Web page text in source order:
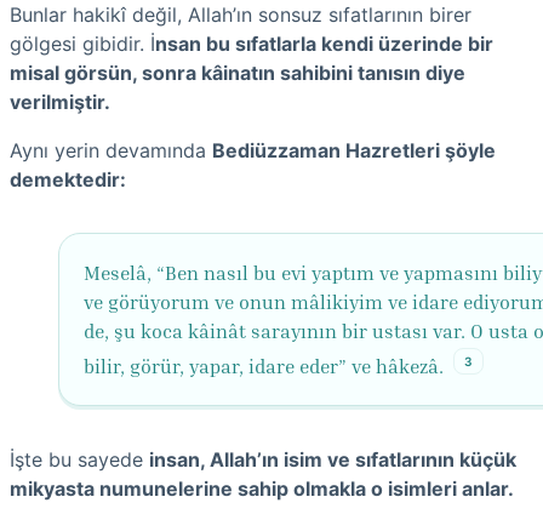
Bunlar hakikî değil, Allah’ın sonsuz sıfatlarının birer
gölgesi gibidir. İnsan bu sıfatlarla kendi üzerinde bir
misal görsün, sonra kâinatın sahibini tanısın diye
verilmiştir.
Aynı yerin devamında Bediüzzaman Hazretleri şöyle
demektedir:
Meselâ, “Ben nasıl bu evi yaptım ve yapmasını
ve görüyorum ve onun mâlikiyim ve idare
de, şu koca kâinât sarayının bir ustası var. O usta
bilir, görür, yapar, idare eder” ve hâkezâ.
3
İşte bu sayede insan, Allah’ın isim ve sıfatlarının küçük
mikyasta numunelerine sahip olmakla o isimleri anlar.